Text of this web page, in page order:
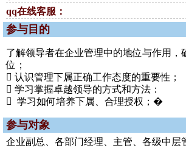
qq在线客服：
参与目的
了解领导者在企业管理中的地位与作用，
位；
 认识管理下属正确工作态度的重要性；
 学习掌握卓越领导的方式和方法：
 学习如何培养下属、合理授权；�
参与对象
企业副总、各部门经理、主管、各级中层